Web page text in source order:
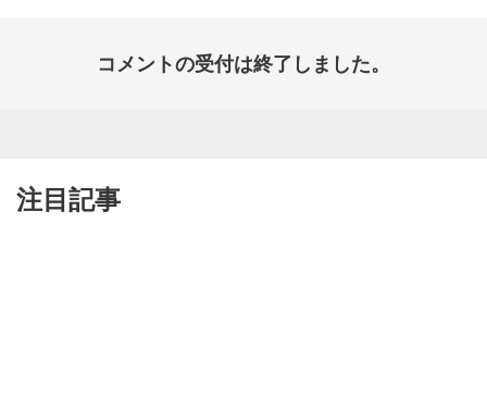
コメントの受付は終了しました。
注目記事